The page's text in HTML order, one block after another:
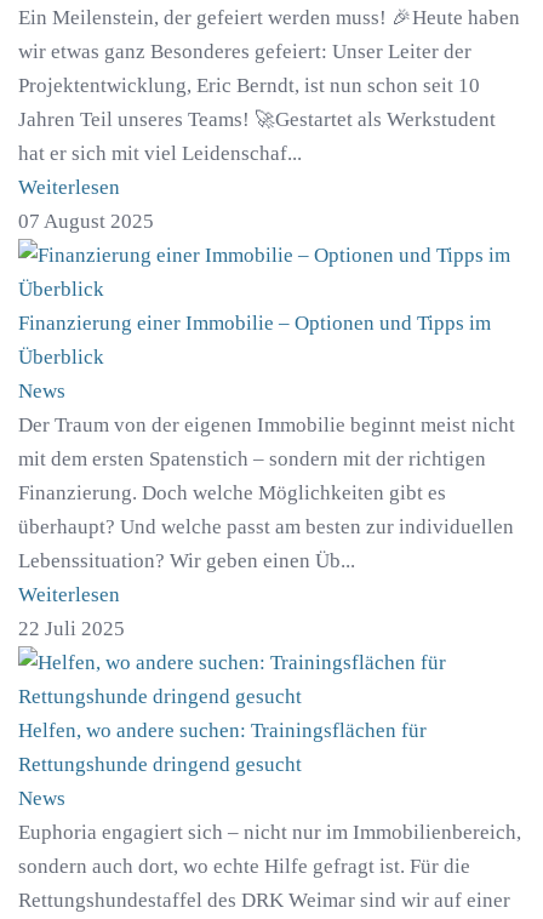
Ein Meilenstein, der gefeiert werden muss! 🎉Heute haben
wir etwas ganz Besonderes gefeiert: Unser Leiter der
Projektentwicklung, Eric Berndt, ist nun schon seit 10
Jahren Teil unseres Teams! 🚀Gestartet als Werkstudent
hat er sich mit viel Leidenschaf...
Weiterlesen
07 August 2025
Finanzierung einer Immobilie – Optionen und Tipps im
Überblick
News
Der Traum von der eigenen Immobilie beginnt meist nicht
mit dem ersten Spatenstich – sondern mit der richtigen
Finanzierung. Doch welche Möglichkeiten gibt es
überhaupt? Und welche passt am besten zur individuellen
Lebenssituation? Wir geben einen Üb...
Weiterlesen
22 Juli 2025
Helfen, wo andere suchen: Trainingsflächen für
Rettungshunde dringend gesucht
News
Euphoria engagiert sich – nicht nur im Immobilienbereich,
sondern auch dort, wo echte Hilfe gefragt ist. Für die
Rettungshundestaffel des DRK Weimar sind wir auf einer